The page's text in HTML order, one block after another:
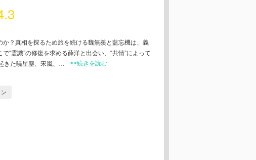
か？真相を探るため旅を続ける魏無羨と藍忘機は、義
“霊識”の修復を求める薛洋と出会い、“共情”によって
きた暁星塵、宋嵐、…
>>続きを読む